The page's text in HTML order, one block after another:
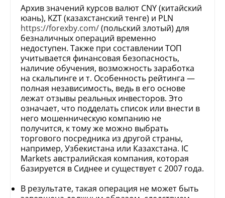
Архив значений курсов валют CNY (китайский
юань), KZT (казахстанский тенге) и PLN
https://forexby.com/(польский злотый) для
безналичных операций временно
недоступен. Также при составлении ТОП
учитывается финансовая безопасность,
наличие обучения, возможность заработка
на скальпинге и т. Особенность рейтинга —
полная независимость, ведь в его основе
лежат отзывы реальных инвесторов. Это
означает, что подделать список или внести в
него мошенническую компанию не
получится, к тому же можно выбрать
торгового посредника из другой страны,
например, Узбекистана или Казахстана. IC
Markets австралийская компания, которая
базируется в Сиднее и существует с 2007 года.
В результате, такая операция не может быть